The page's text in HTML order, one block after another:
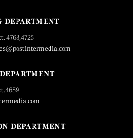
DEPARTMENT
4768,4725
DEPARTMENT